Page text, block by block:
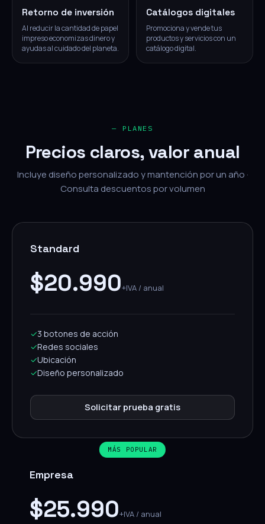
Retorno de inversión
Al reducir la cantidad de papel
impreso economizas dinero y
ayudas al cuidado del planeta.
Catálogos digitales
Promociona y vende tus
productos y servicios con un
catálogo digital.
— PLANES
Precios claros, valor anual
Incluye diseño personalizado y mantención por un año ·
Consulta descuentos por volumen
Standard
$20.990+IVA / anual
✓3 botones de acción
✓Redes sociales
✓Ubicación
✓Diseño personalizado
Solicitar prueba gratis
MÁS POPULAR
Empresa
$25.990+IVA / anual